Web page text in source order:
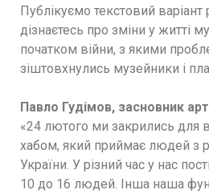
Публікуємо текстовий
дізнаєтесь про зміни у житті
початком війни, з якими
зіштовхнулись музейники і
Павло Гудімов, засновник
«24 лютого ми закрились для
хабом, який приймає людей з
України. У різний час у нас
10 до 16 людей. Інша наша